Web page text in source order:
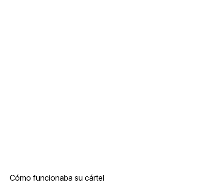
Cómo funcionaba su cártel